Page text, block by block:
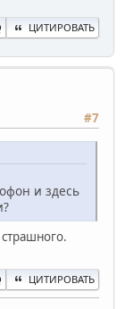
ЦИТИРОВАТЬ
#7
и здесь
ЦИТИРОВАТЬ